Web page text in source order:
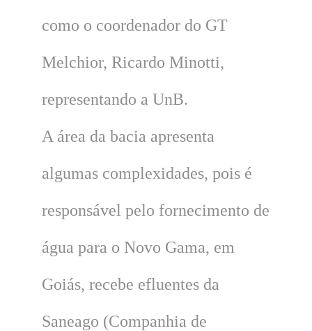
como o coordenador do GT
Melchior, Ricardo Minotti,
representando a UnB.
A área da bacia apresenta
algumas complexidades, pois é
responsável pelo fornecimento de
água para o Novo Gama, em
Goiás, recebe efluentes da
Saneago (Companhia de